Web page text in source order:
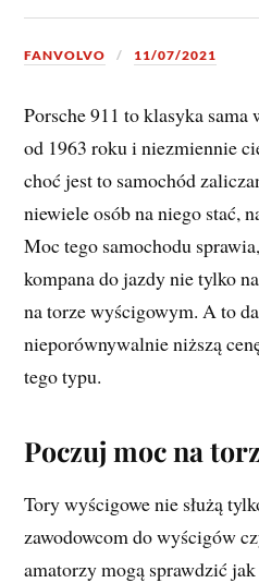
FANVOLVO 11/07/2021
Porsche 911 to klasyka sama
od 1963 roku i niezmiennie
choć jest to samochód
niewiele osób na niego stać,
Moc tego samochodu
kompana do jazdy nie tylko
na torze wyścigowym. A to
nieporównywalnie niższą
tego typu.
Poczuj moc na
Tory wyścigowe nie służą
zawodowcom do wyścigów
amatorzy mogą sprawdzić